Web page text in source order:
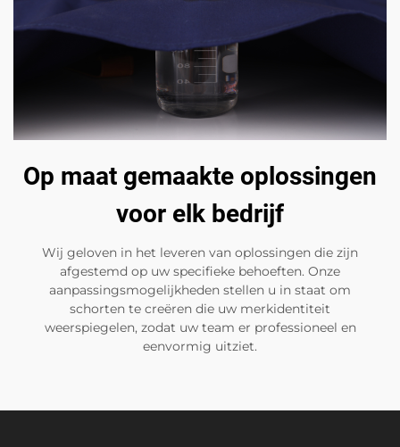
Op maat gemaakte oplossingen
voor elk bedrijf
Wij geloven in het leveren van oplossingen die zijn
afgestemd op uw specifieke behoeften. Onze
aanpassingsmogelijkheden stellen u in staat om
schorten te creëren die uw merkidentiteit
weerspiegelen, zodat uw team er professioneel en
eenvormig uitziet.